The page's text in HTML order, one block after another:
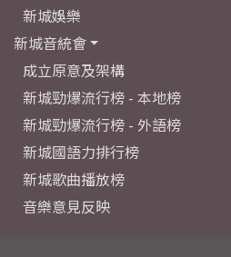
新城娛樂
新城音統會
成立原意及架構
新城勁爆流行榜 - 本地榜
新城勁爆流行榜 - 外語榜
新城國語力排行榜
新城歌曲播放榜
音樂意見反映